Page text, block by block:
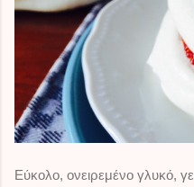
Εύκολο, ονειρεμένο γλυκό,